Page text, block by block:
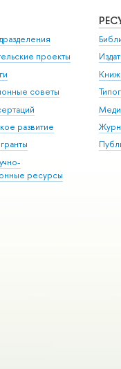
проекты
советы
развитие
ресурсы